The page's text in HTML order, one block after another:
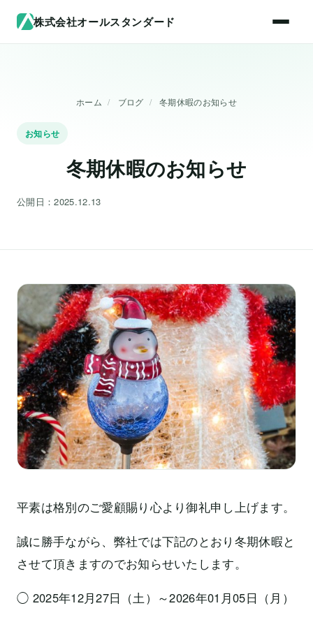
株式会社オールスタンダード
ホーム / ブログ / 冬期休暇のお知らせ
お知らせ
冬期休暇のお知らせ
公開日：2025.12.13
平素は格別のご愛顧賜り心より御礼申し上げます。
誠に勝手ながら、弊社では下記のとおり冬期休暇と
させて頂きますのでお知らせいたします。
◯ 2025年12月27日（土）～2026年01月05日（月）